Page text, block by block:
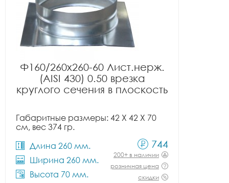
Ф160/260x260-60 Лист.нерж.
(AISI 430) 0.50 врезка
круглого сечения в плоскость
Габаритные размеры: 42 X 42 X 70
см, вес 374 гр.
Длина 260 мм.
Ширина 260 мм.
Высота 70 мм.
744
200+ в наличии
розничная цена
скидки